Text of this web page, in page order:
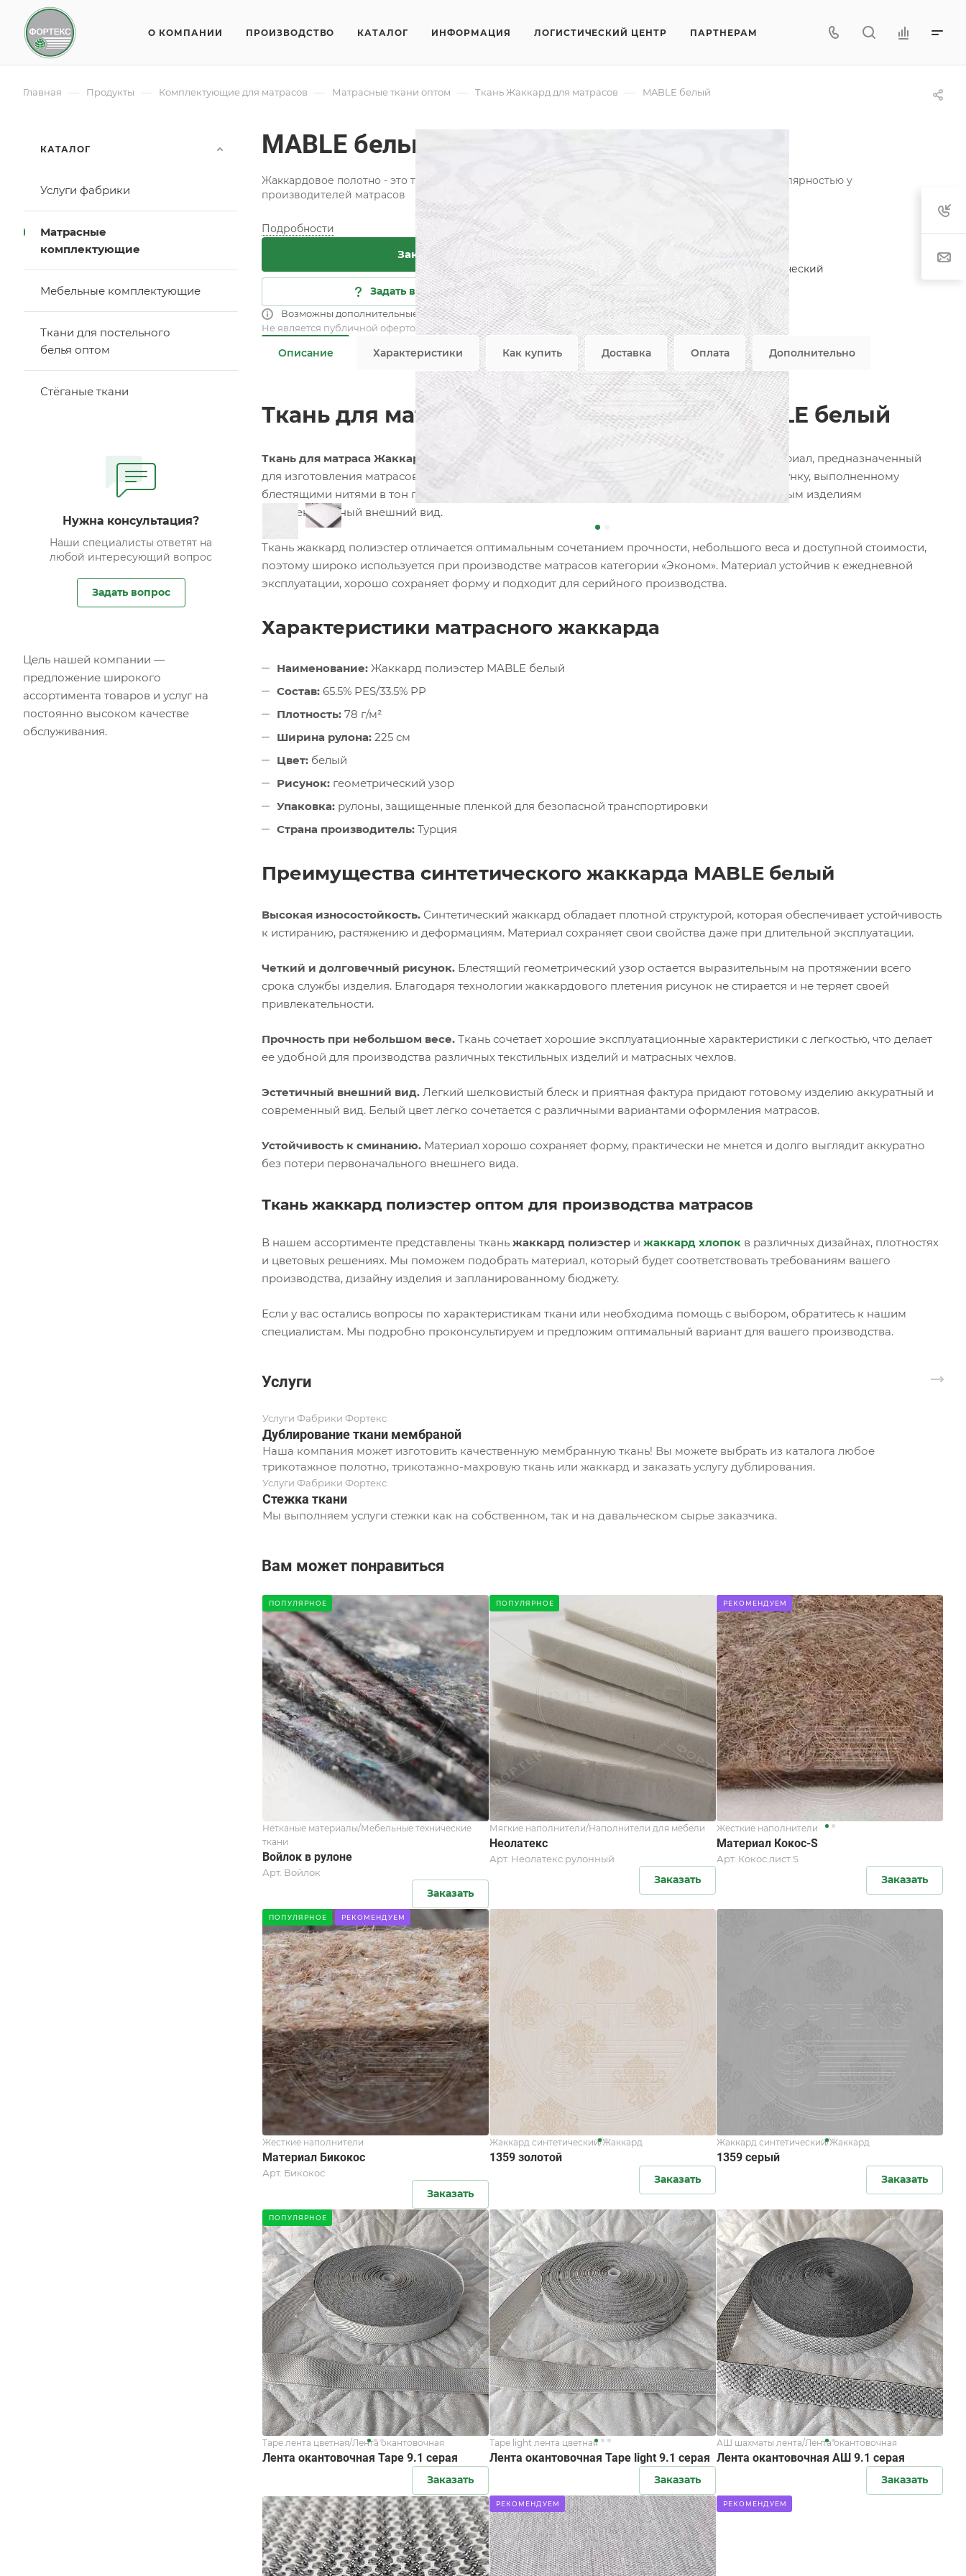
О КОМПАНИИ ПРОИЗВОДСТВО КАТАЛОГ ИНФОРМАЦИЯ ЛОГИСТИЧЕСКИЙ ЦЕНТР ПАРТНЕРАМ
Главная — Продукты — Комплектующие для матрасов — Матрасные ткани оптом — Ткань Жаккард для матрасов — MABLE белый
MABLE белый
Жаккардовое полотно - это ткань с красивым рельефным рисунком, пользуется неизменной популярностью у
производителей матрасов
Подробности
Заказать
Задать вопрос
Возможны дополнительные опции
Не является публичной офертой
Характеристики
Категория — Жаккард синтетический
Коллекция— Геометрия
Состав— 65.5%PES/33.5%PP
Все характеристики
Описание Характеристики Как купить Доставка Оплата Дополнительно
Ткань для матраса Жаккард полиэстер MABLE белый
Ткань для матраса Жаккард полиэстер MABLE белый
— практичный и экономичный материал, предназначенный
для изготовления матрасов и защитных матрасных чехлов. Благодаря геометрическому рисунку, выполненному
блестящими нитями в тон полотна, ткань выглядит аккуратно и современно, придавая готовым изделиям
привлекательный внешний вид.
Ткань жаккард полиэстер отличается оптимальным сочетанием прочности, небольшого веса и доступной стоимости,
поэтому широко используется при производстве матрасов категории «Эконом». Материал устойчив к ежедневной
эксплуатации, хорошо сохраняет форму и подходит для серийного производства.
Характеристики матрасного жаккарда
Наименование: Жаккард полиэстер MABLE белый
Состав: 65.5% PES/33.5% PP
Плотность: 78 г/м²
Ширина рулона: 225 см
Цвет: белый
Рисунок: геометрический узор
Упаковка: рулоны, защищенные пленкой для безопасной транспортировки
Страна производитель: Турция
Преимущества синтетического жаккарда MABLE белый
Высокая износостойкость. Синтетический жаккард обладает плотной структурой, которая обеспечивает устойчивость
к истиранию, растяжению и деформациям. Материал сохраняет свои свойства даже при длительной эксплуатации.
Четкий и долговечный рисунок. Блестящий геометрический узор остается выразительным на протяжении всего
срока службы изделия. Благодаря технологии жаккардового плетения рисунок не стирается и не теряет своей
привлекательности.
Прочность при небольшом весе. Ткань сочетает хорошие эксплуатационные характеристики с легкостью, что делает
ее удобной для производства различных текстильных изделий и матрасных чехлов.
Эстетичный внешний вид. Легкий шелковистый блеск и приятная фактура придают готовому изделию аккуратный и
современный вид. Белый цвет легко сочетается с различными вариантами оформления матрасов.
Устойчивость к сминанию. Материал хорошо сохраняет форму, практически не мнется и долго выглядит аккуратно
без потери первоначального внешнего вида.
Ткань жаккард полиэстер оптом для производства матрасов
В нашем ассортименте представлены ткань жаккард полиэстер и жаккард хлопок в различных дизайнах, плотностях
и цветовых решениях. Мы поможем подобрать материал, который будет соответствовать требованиям вашего
производства, дизайну изделия и запланированному бюджету.
Если у вас остались вопросы по характеристикам ткани или необходима помощь с выбором, обратитесь к нашим
специалистам. Мы подробно проконсультируем и предложим оптимальный вариант для вашего производства.
Услуги
Услуги Фабрики Фортекс
Дублирование ткани мембраной
Наша компания может изготовить качественную мембранную ткань! Вы можете выбрать из каталога любое
трикотажное полотно, трикотажно-махровую ткань или жаккард и заказать услугу дублирования.
Услуги Фабрики Фортекс
Стежка ткани
Мы выполняем услуги стежки как на собственном, так и на давальческом сырье заказчика.
Вам может понравиться
ПОПУЛЯРНОЕ
Нетканые материалы/Мебельные технические
ткани
Войлок в рулоне
Арт. Войлок
Заказать
ПОПУЛЯРНОЕ
Мягкие наполнители/Наполнители для мебели
Неолатекс
Арт. Неолатекс рулонный
Заказать
РЕКОМЕНДУЕМ
Жесткие наполнители
Материал Кокос-S
Арт. Кокос.лист S
Заказать
ПОПУЛЯРНОЕ РЕКОМЕНДУЕМ
Жесткие наполнители
Материал Бикокос
Арт. Бикокос
Заказать
Жаккард синтетический/Жаккард
1359 золотой
Заказать
Жаккард синтетический/Жаккард
1359 серый
Заказать
ПОПУЛЯРНОЕ
Tape лента цветная/Лента окантовочная
Лента окантовочная Tape 9.1 серая
Заказать
Tape light лента цветная
Лента окантовочная Tape light 9.1 серая
Заказать
АШ шахматы лента/Лента окантовочная
Лента окантовочная АШ 9.1 серая
Заказать
РЕКОМЕНДУЕМ РЕКОМЕНДУЕМ
КАТАЛОГ
Услуги фабрики
Матрасные
комплектующие
Мебельные комплектующие
Ткани для постельного
белья оптом
Стёганые ткани
Нужна консультация?
Наши специалисты ответят на
любой интересующий вопрос
Задать вопрос
Цель нашей компании —
предложение широкого
ассортимента товаров и услуг на
постоянно высоком качестве
обслуживания.